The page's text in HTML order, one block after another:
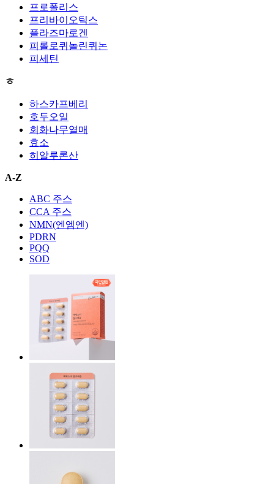
프로폴리스
프리바이오틱스
플라즈마로겐
피롤로퀴놀린퀴논
피세틴
ㅎ
하스카프베리
호두오일
회화나무열매
효소
히알루론산
A-Z
ABC 주스
CCA 주스
NMN(엔엠엔)
PDRN
PQQ
SOD